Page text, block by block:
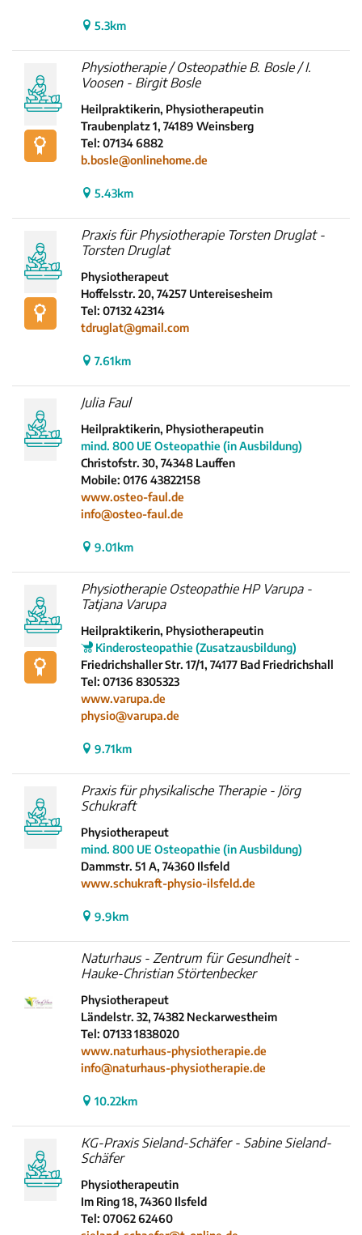
5.3km
Physiotherapie / Osteopathie B. Bosle / I.
Voosen - Birgit Bosle
Heilpraktikerin, Physiotherapeutin
Traubenplatz 1, 74189 Weinsberg
Tel: 07134 6882
b.bosle@onlinehome.de
5.43km
Praxis für Physiotherapie Torsten Druglat -
Torsten Druglat
Physiotherapeut
Hoffelsstr. 20, 74257 Untereisesheim
Tel: 07132 42314
tdruglat@gmail.com
7.61km
Julia Faul
Heilpraktikerin, Physiotherapeutin
mind. 800 UE Osteopathie (in Ausbildung)
Christofstr. 30, 74348 Lauffen
Mobile: 0176 43822158
www.osteo-faul.de
info@osteo-faul.de
9.01km
Physiotherapie Osteopathie HP Varupa -
Tatjana Varupa
Heilpraktikerin, Physiotherapeutin
Kinderosteopathie (Zusatzausbildung)
Friedrichshaller Str. 17/1, 74177 Bad Friedrichshall
Tel: 07136 8305323
www.varupa.de
physio@varupa.de
9.71km
Praxis für physikalische Therapie - Jörg
Schukraft
Physiotherapeut
mind. 800 UE Osteopathie (in Ausbildung)
Dammstr. 51 A, 74360 Ilsfeld
www.schukraft-physio-ilsfeld.de
9.9km
Naturhaus - Zentrum für Gesundheit -
Hauke-Christian Störtenbecker
Physiotherapeut
Ländelstr. 32, 74382 Neckarwestheim
Tel: 07133 1838020
www.naturhaus-physiotherapie.de
info@naturhaus-physiotherapie.de
10.22km
KG-Praxis Sieland-Schäfer - Sabine Sieland-
Schäfer
Physiotherapeutin
Im Ring 18, 74360 Ilsfeld
Tel: 07062 62460